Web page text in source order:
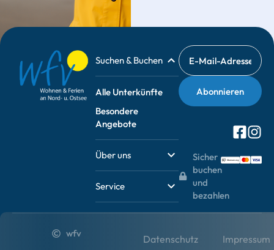
Suchen & Buchen
Alle Unterkünfte
Besondere
Angebote
Über uns
Service
Sicher
buchen
und
bezahlen
wfv Datenschutz Impressum